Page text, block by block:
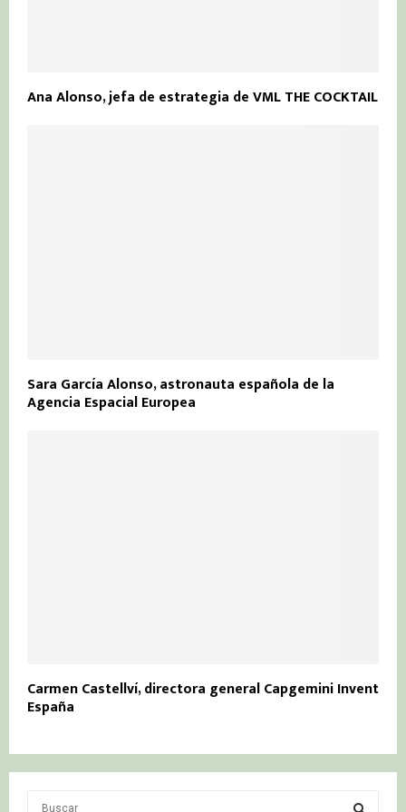
Ana Alonso, jefa de estrategia de VML THE COCKTAIL
Sara García Alonso, astronauta española de la
Agencia Espacial Europea
Carmen Castellví, directora general Capgemini Invent
España